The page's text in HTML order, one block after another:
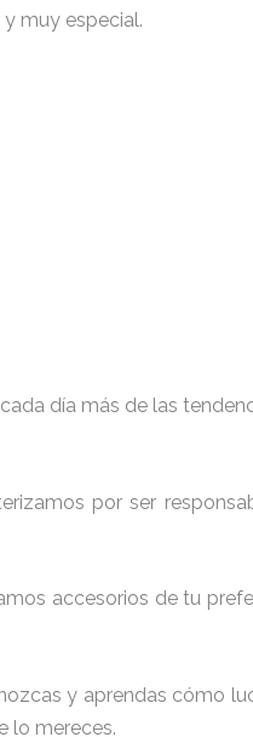
muy especial.
día más de las
por ser
accesorios de tu
y aprendas cómo
lo mereces.